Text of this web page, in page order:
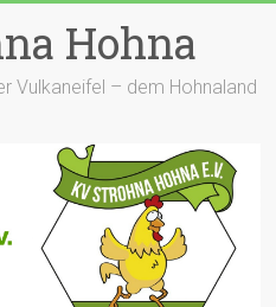
Hohna
Vulkaneifel – dem Hohnaland